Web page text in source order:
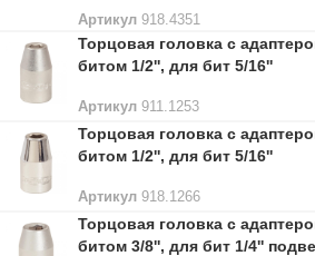
Артикул 918.4351
Торцовая головка с
битом 1/2'', для бит 5/16''
Артикул 911.1253
Торцовая головка с
битом 1/2'', для бит 5/16''
Артикул 918.1266
Торцовая головка с
битом 3/8'', для бит 1/4''